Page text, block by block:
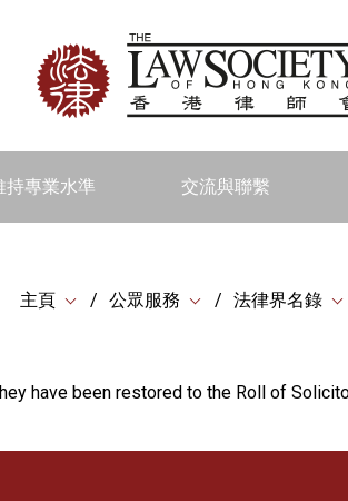
持專業水準 交流與聯繫
主頁 公眾服務 法律界名錄
have been restored to the Roll of